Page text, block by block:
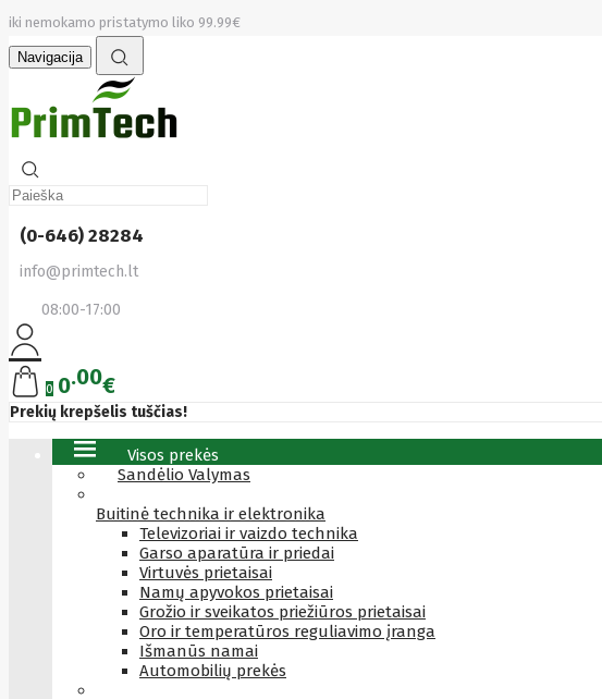
iki nemokamo pristatymo liko 99.99€
Navigacija
(0-646) 28284
info@primtech.lt
08:00-17:00
0 0 00€
Prekių krepšelis tuščias!
Visos prekės
Sandėlio Valymas
Buitinė technika ir elektronika
Televizoriai ir vaizdo technika
Garso aparatūra ir priedai
Virtuvės prietaisai
Namų apyvokos prietaisai
Grožio ir sveikatos priežiūros prietaisai
Oro ir temperatūros reguliavimo įranga
Išmanūs namai
Automobilių prekės